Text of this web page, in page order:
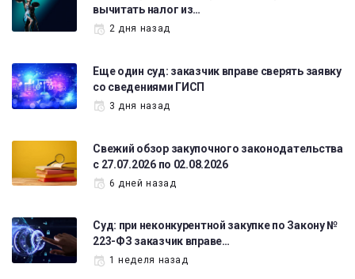
вычитать налог из…
2 дня назад
Еще один суд: заказчик вправе сверять заявку
со сведениями ГИСП
3 дня назад
Свежий обзор закупочного законодательства
с 27.07.2026 по 02.08.2026
6 дней назад
Суд: при неконкурентной закупке по Закону №
223-ФЗ заказчик вправе…
1 неделя назад